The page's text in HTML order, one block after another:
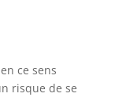
ce sens
risque de se